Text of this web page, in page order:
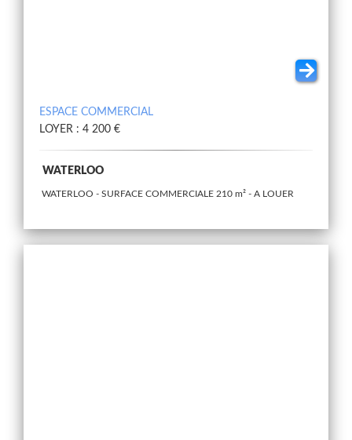
ESPACE COMMERCIAL
LOYER : 4 200 €
WATERLOO
WATERLOO - SURFACE COMMERCIALE 210 m² - A LOUER